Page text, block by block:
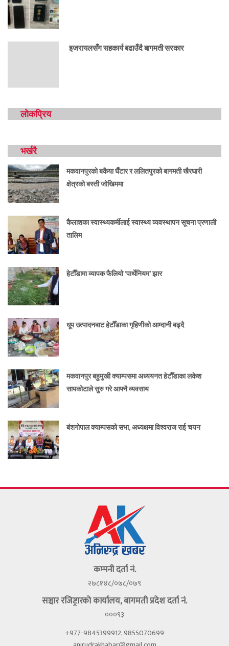
इजरायलसँग सहकार्य बढाउँदै बागमती सरकार
लोकप्रिय
भर्खरै
मकवानपुरको बकैया घैँटार र ललितपुरको बागमती खैरघारी
क्षेत्रको बस्ती जोखिममा
कैलाशका स्वास्थ्यकर्मीलाई स्वास्थ्य व्यवस्थापन सूचना प्रणाली
तालिम
हेटौँडामा व्यापक फैलियो ‘पार्थेनियम’ झार
धूप उत्पादनबाट हेटौँडाका गृहिणीको आम्दानी बढ्दै
मकवानपुर बहुमुखी क्याम्पसमा अध्ययनत हेटौँडाका लकेश
सापकोटाले सुरु गरे आफ्नै व्यवसाय
बंशगोपाल क्याम्पसको सभा, अध्यक्षमा विश्वराज राई चयन
कम्पनी दर्ता नं.
२७८१४८/०७८/०७९
सञ्चार रजिष्ट्रारकाे कार्यालय, बागमती प्रदेश दर्ता नं.
०००९३
+977-9845399912, 9855070699